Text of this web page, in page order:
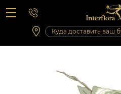
Вопросы-ответы
Сб 10:00 ‐ 14:00
Выходные и праздничные дни